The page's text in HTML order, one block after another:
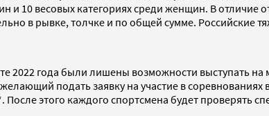
и 10 весовых категориях среди женщин. В
в рывке, толчке и по общей сумме. Российские
2022 года были лишены возможности выступать
подать заявку на участие в
этого каждого спортсмена будет проверять